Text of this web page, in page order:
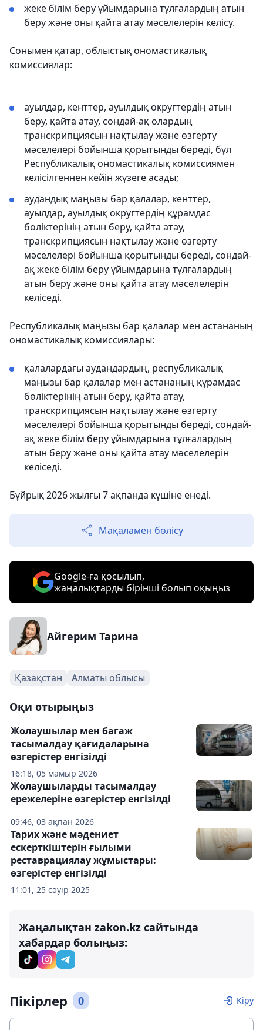
жеке білім беру ұйымдарына тұлғалардың атын
беру және оны қайта атау мәселелерін келісу.
Сонымен қатар, облыстық ономастикалық
комиссиялар:
ауылдар, кенттер, ауылдық округтердің атын
беру, қайта атау, сондай-ақ олардың
транскрипциясын нақтылау және өзгерту
мәселелері бойынша қорытынды береді, бұл
Республикалық ономастикалық комиссиямен
келісілгеннен кейін жүзеге асады;
аудандық маңызы бар қалалар, кенттер,
ауылдар, ауылдық округтердің құрамдас
бөліктерінің атын беру, қайта атау,
транскрипциясын нақтылау және өзгерту
мәселелері бойынша қорытынды береді, сондай-
ақ жеке білім беру ұйымдарына тұлғалардың
атын беру және оны қайта атау мәселелерін
келіседі.
Республикалық маңызы бар қалалар мен астананың
ономастикалық комиссиялары:
қалалардағы аудандардың, республикалық
маңызы бар қалалар мен астананың құрамдас
бөліктерінің атын беру, қайта атау,
транскрипциясын нақтылау және өзгерту
мәселелері бойынша қорытынды береді, сондай-
ақ жеке білім беру ұйымдарына тұлғалардың
атын беру және оны қайта атау мәселелерін
келіседі.
Бұйрық 2026 жылғы 7 ақпанда күшіне енеді.
Мақаламен бөлісу
Google-ға қосылып,
жаңалықтарды бірінші болып оқыңыз
Айгерим Тарина
Қазақстан Алматы облысы
Оқи отырыңыз
16:18, 05 мамыр 2026
Жолаушылар мен багаж
тасымалдау қағидаларына
өзгерістер енгізілді
09:46, 03 ақпан 2026
Жолаушыларды тасымалдау
ережелеріне өзгерістер енгізілді
11:01, 25 сәуір 2025
Тарих және мәдениет
ескерткіштерін ғылыми
реставрациялау жұмыстары:
өзгерістер енгізілді
Жаңалықтан zakon.kz сайтында
хабардар болыңыз:
Пікірлер 0 Кіру